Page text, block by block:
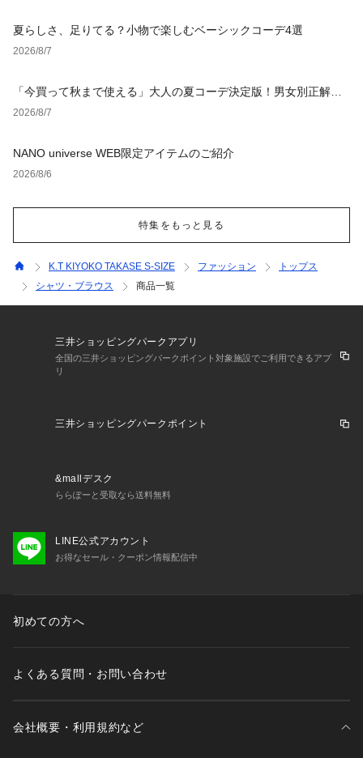
夏らしさ、足りてる？小物で楽しむベーシックコーデ4選
2026/8/7
「今買って秋まで使える」大人の夏コーデ決定版！男女別正解ス
タイルとNGな着こなし
2026/8/7
NANO universe WEB限定アイテムのご紹介
2026/8/6
特集をもっと見る
K.T KIYOKO TAKASE S-SIZE ファッション
トップス
シャツ・ブラウス
商品一覧
三井ショッピングパークアプリ
全国の三井ショッピングパークポイント対象施設でご利用できるアプ
リ
三井ショッピングパークポイント
&mallデスク
ららぽーと受取なら送料無料
LINE公式アカウント
お得なセール・クーポン情報配信中
初めての方へ
よくある質問・お問い合わせ
会社概要・利用規約など